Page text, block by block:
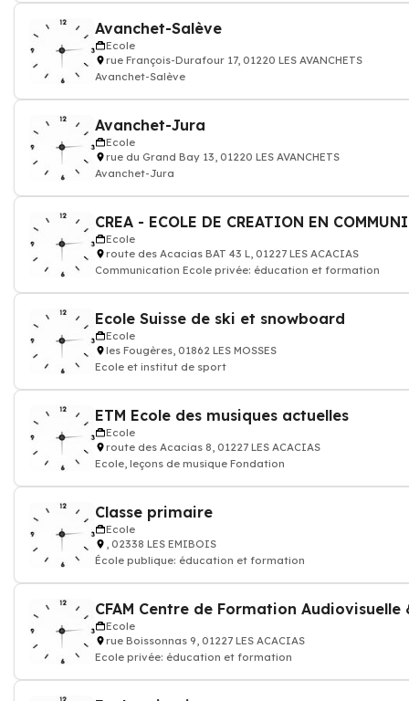
Avanchet-Salève
Ecole
rue François-Durafour 17, 01220 LES AVANCHETS
Avanchet-Salève
Avanchet-Jura
Ecole
rue du Grand Bay 13, 01220 LES AVANCHETS
Avanchet-Jura
Ecole
route des Acacias BAT 43 L, 01227 LES ACACIAS
Communication Ecole privée: éducation et formation
Ecole Suisse de ski et snowboard
Ecole
les Fougères, 01862 LES MOSSES
Ecole et institut de sport
ETM Ecole des musiques actuelles
Ecole
route des Acacias 8, 01227 LES ACACIAS
Ecole, leçons de musique Fondation
Classe primaire
Ecole
, 02338 LES EMIBOIS
École publique: éducation et formation
Ecole
rue Boissonnas 9, 01227 LES ACACIAS
Ecole privée: éducation et formation